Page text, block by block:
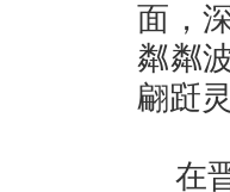
面，
粼粼
翩跹
在